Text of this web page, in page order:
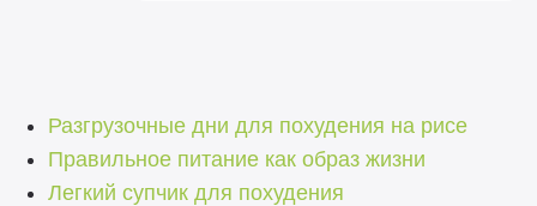
Разгрузочные дни для похудения на рисе
Правильное питание как образ жизни
Легкий супчик для похудения